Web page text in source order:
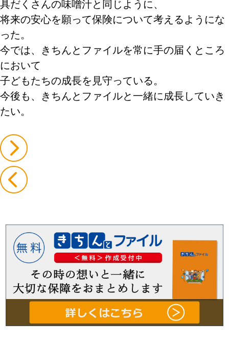
具だくさんの味噌汁と同じように、
将来の安心を願って保険について考えるようにな
った。
今では、きちんとファイルを常に手の届くところ
において
子どもたちの成長を見守っている。
今後も、きちんとファイルと一緒に成長していき
たい。